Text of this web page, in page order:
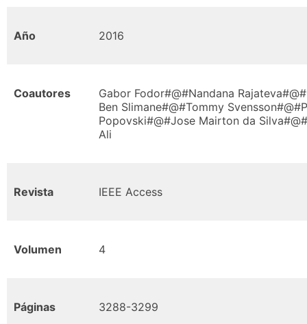
Año 2016
Coautores
Gabor Fodor#@#Nandana
Ben Slimane#@#Tommy
Popovski#@#Jose Mairton da
Ali
Revista IEEE Access
Volumen 4
Páginas 3288-3299